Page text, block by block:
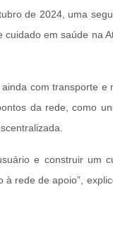
de 2024, uma
em saúde na
com transporte
da rede, como
e construir um
rede de apoio”,